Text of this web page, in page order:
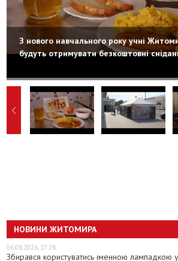
З нового навчального року учні
будуть отримувати безкоштовні
НОВИНИ ЖИТОМИРА
06.08.2026, 17:28
Збирався користуватись іменною лампадкою у